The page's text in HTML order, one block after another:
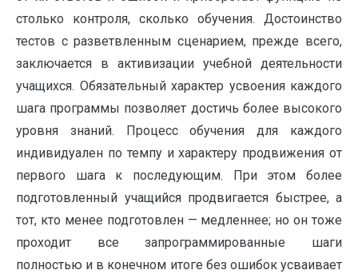
столько контроля, сколько обучения. Достоинство
тестов с разветвленным сценарием, прежде всего,
заключается в активизации учебной деятельности
учащихся. Обязательный характер усвоения каждого
шага программы позволяет достичь более высокого
уровня знаний. Процесс обучения для каждого
индивидуален по темпу и характеру продвижения от
первого шага к последующим. При этом более
подготовленный учащийся продвигается быстрее, а
тот, кто менее подготовлен — медленнее; но он тоже
проходит все запрограммированные шаги
полностью и в конечном итоге без ошибок усваивает